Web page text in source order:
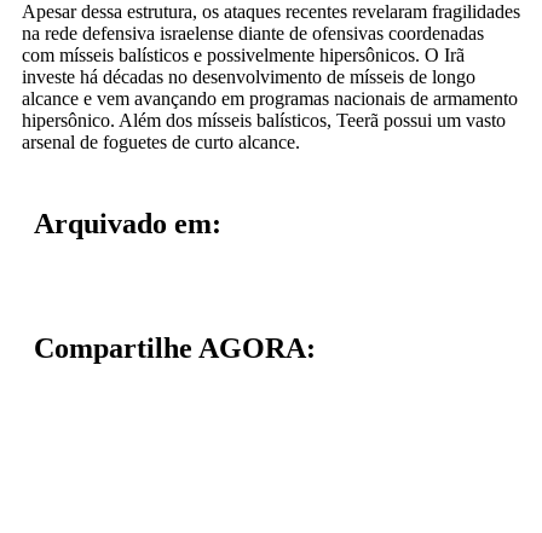
Apesar dessa estrutura, os ataques recentes revelaram fragilidades
na rede defensiva israelense diante de ofensivas coordenadas
com mísseis balísticos e possivelmente hipersônicos. O Irã
investe há décadas no desenvolvimento de mísseis de longo
alcance e vem avançando em programas nacionais de armamento
hipersônico. Além dos mísseis balísticos, Teerã possui um vasto
arsenal de foguetes de curto alcance.
Arquivado em:
Compartilhe AGORA: